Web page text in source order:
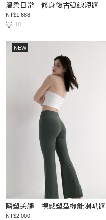
溫柔日常｜修身復古弧線短褲
NT$1,688
10
NEW
瞬塑美腿｜裸感塑型機能喇叭褲
NT$2,000